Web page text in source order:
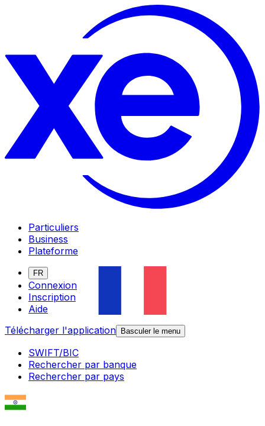
Particuliers
Business
Plateforme
FR
Connexion
Inscription
Aide
Télécharger l'application
Basculer le menu
SWIFT/BIC
Rechercher par banque
Rechercher par pays